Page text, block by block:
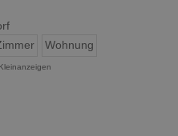
Wohnung